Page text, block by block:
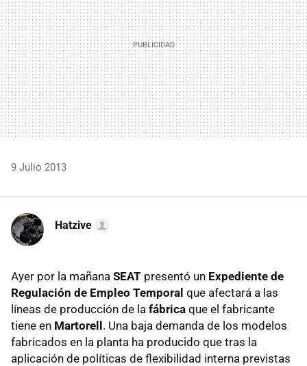
9 Julio 2013
Hatzive
Ayer por la mañana SEAT presentó un Expediente de
Regulación de Empleo Temporal que afectará a las
líneas de producción de la fábrica que el fabricante
tiene en Martorell. Una baja demanda de los modelos
fabricados en la planta ha producido que tras la
aplicación de políticas de flexibilidad interna previstas